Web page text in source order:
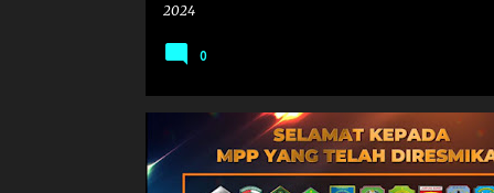
2024
0
MPP PANRB WEBINAR